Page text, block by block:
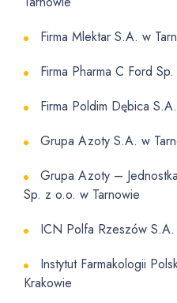
Firma Mlektar S.A. w
Firma Pharma C Ford
Firma Poldim Dębica
Grupa Azoty S.A. w
Grupa Azoty –
Sp. z o.o. w Tarnowie
ICN Polfa Rzeszów
Instytut Farmakologii
Krakowie